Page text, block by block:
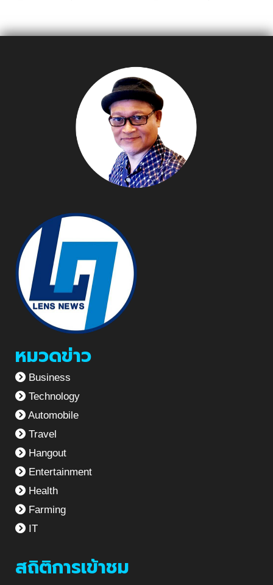
กั้นและตัดวงจรมิจฉาชีพทุก
รับมือผู้ป่วย
หมวดข่าว
Business
Technology
Automobile
Travel
Hangout
Entertainment
Health
Farming
IT
สถิติการเข้าชม